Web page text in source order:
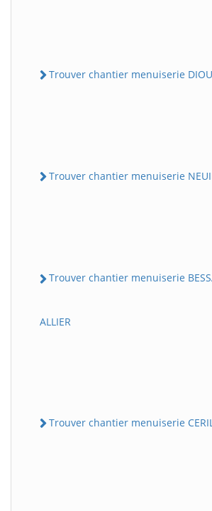
Trouver chantier menuiserie DIOU
Trouver chantier menuiserie
Trouver chantier menuiserie
ALLIER
Trouver chantier menuiserie